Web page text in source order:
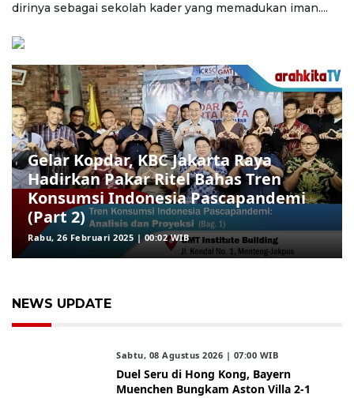
dirinya sebagai sekolah kader yang memadukan iman....
Gelar Kopdar, KBC Jakarta Raya
Hadirkan Pakar Ritel Bahas Tren
Konsumsi Indonesia Pascapandemi
(Part 2)
Rabu, 26 Februari 2025 | 00:02 WIB
NEWS UPDATE
Sabtu, 08 Agustus 2026 | 07:00 WIB
Duel Seru di Hong Kong, Bayern
Muenchen Bungkam Aston Villa 2-1